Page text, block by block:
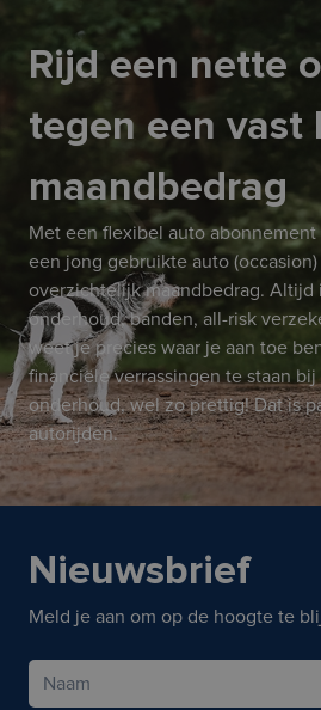
Rijd een nette
tegen een vast
maandbedrag
Met een flexibel auto
een jong gebruikte auto
overzichtelijk maandbedrag. Altijd
onderhoud, banden, all-risk
weet je precies waar je aan toe
financiële verrassingen te staan bij
onderhoud, wel zo prettig! Dat is
autorijden.
Nieuwsbrief
Meld je aan om op de hoogte te